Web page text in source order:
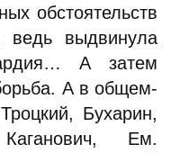
обстоятельств
ведь выдвинула
А затем
А в общем-
Бухарин,
Ем.